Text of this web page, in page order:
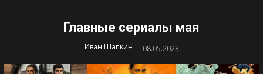
Главные сериалы мая
Иван Шапкин - 08.05.2023